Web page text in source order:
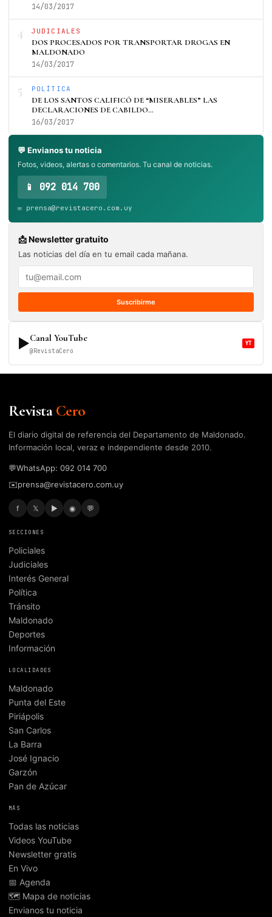
14/03/2017
4 JUDICIALES
DOS PROCESADOS POR TRANSPORTAR DROGAS EN
MALDONADO
14/03/2017
5 POLÍTICA
DE LOS SANTOS CALIFICÓ DE “MISERABLES” LAS
DECLARACIONES DE CABILDO…
16/03/2017
💬 Envianos tu noticia
Fotos, videos, alertas o comentarios. Tu canal de noticias.
📱 092 014 700
✉️ prensa@revistacero.com.uy
📩 Newsletter gratuito
Las noticias del día en tu email cada mañana.
Suscribirme
▶Canal YouTube
@RevistaCero
YT
RevistaCero
El diario digital de referencia del Departamento de Maldonado.
Información local, veraz e independiente desde 2010.
💬WhatsApp: 092 014 700
✉️prensa@revistacero.com.uy
f 𝕏 ▶ ◉ 💬
SECCIONES
Policiales
Judiciales
Interés General
Política
Tránsito
Maldonado
Deportes
Información
LOCALIDADES
Maldonado
Punta del Este
Piriápolis
San Carlos
La Barra
José Ignacio
Garzón
Pan de Azúcar
MÁS
Todas las noticias
Videos YouTube
Newsletter gratis
En Vivo
📅 Agenda
🗺️ Mapa de noticias
Envianos tu noticia